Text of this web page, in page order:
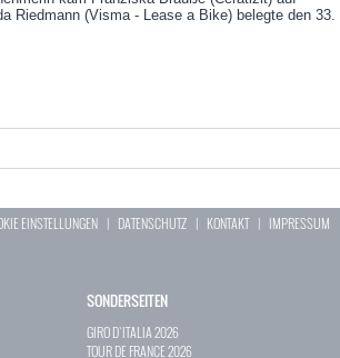
Riedmann (Visma - Lease a Bike) belegte den 33.
EINSTELLUNGEN | DATENSCHUTZ | KONTAKT| IMPRESSUM
SONDERSEITEN
GIRO D`ITALIA 2026
TOUR DE FRANCE 2026